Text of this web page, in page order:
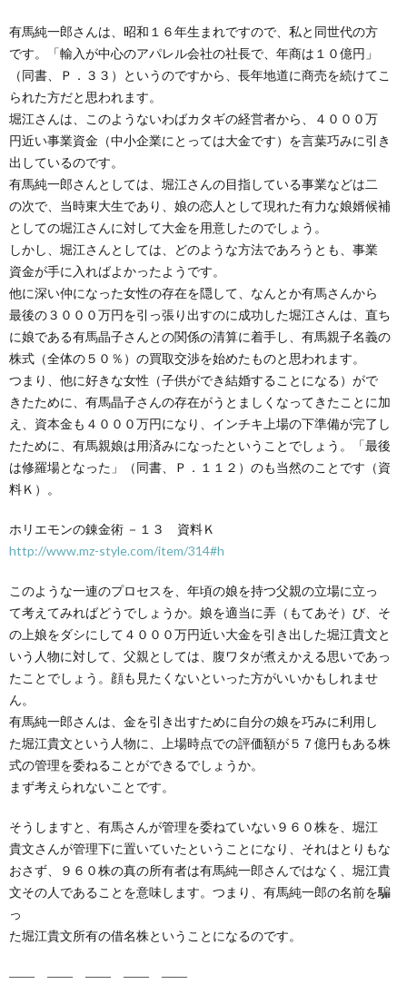
有馬純一郎さんは、昭和１６年生まれですので、私と同世代の方
です。「輸入が中心のアパレル会社の社長で、年商は１０億円」
（同書、Ｐ．３３）というのですから、長年地道に商売を続けてこ
られた方だと思われます。
堀江さんは、このようないわばカタギの経営者から、４０００万
円近い事業資金（中小企業にとっては大金です）を言葉巧みに引き
出しているのです。
有馬純一郎さんとしては、堀江さんの目指している事業などは二
の次で、当時東大生であり、娘の恋人として現れた有力な娘婿候補
としての堀江さんに対して大金を用意したのでしょう。
しかし、堀江さんとしては、どのような方法であろうとも、事業
資金が手に入ればよかったようです。
他に深い仲になった女性の存在を隠して、なんとか有馬さんから
最後の３０００万円を引っ張り出すのに成功した堀江さんは、直ち
に娘である有馬晶子さんとの関係の清算に着手し、有馬親子名義の
株式（全体の５０％）の買取交渉を始めたものと思われます。
つまり、他に好きな女性（子供ができ結婚することになる）がで
きたために、有馬晶子さんの存在がうとましくなってきたことに加
え、資本金も４０００万円になり、インチキ上場の下準備が完了し
たために、有馬親娘は用済みになったということでしょう。「最後
は修羅場となった」（同書、Ｐ．１１２）のも当然のことです（資
料Ｋ）。
ホリエモンの錬金術 －１３ 資料Ｋ
http://www.mz-style.com/item/314#h
このような一連のプロセスを、年頃の娘を持つ父親の立場に立っ
て考えてみればどうでしょうか。娘を適当に弄（もてあそ）び、そ
の上娘をダシにして４０００万円近い大金を引き出した堀江貴文と
いう人物に対して、父親としては、腹ワタが煮えかえる思いであっ
たことでしょう。顔も見たくないといった方がいいかもしれませ
ん。
有馬純一郎さんは、金を引き出すために自分の娘を巧みに利用し
た堀江貴文という人物に、上場時点での評価額が５７億円もある株
式の管理を委ねることができるでしょうか。
まず考えられないことです。
そうしますと、有馬さんが管理を委ねていない９６０株を、堀江
貴文さんが管理下に置いていたということになり、それはとりもな
おさず、９６０株の真の所有者は有馬純一郎さんではなく、堀江貴
文その人であることを意味します。つまり、有馬純一郎の名前を騙
っ
た堀江貴文所有の借名株ということになるのです。
―― ―― ―― ―― ――